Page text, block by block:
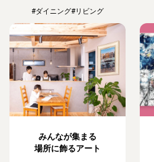
#ダイニング#リビング
みんなが集まる
場所に飾るアート